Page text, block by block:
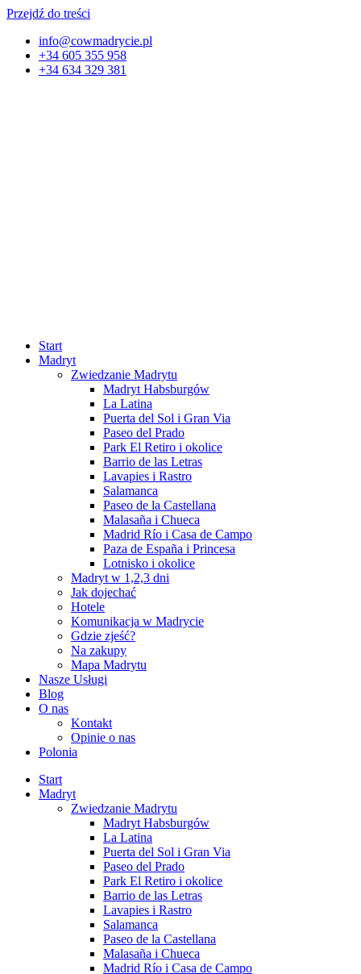
Przejdź do treści
info@cowmadrycie.pl
+34 605 355 958
+34 634 329 381​
Start
Madryt
Zwiedzanie Madrytu
Madryt Habsburgów
La Latina
Puerta del Sol i Gran Via
Paseo del Prado
Park El Retiro i okolice
Barrio de las Letras
Lavapies i Rastro
Salamanca
Paseo de la Castellana
Malasaña i Chueca
Madrid Río i Casa de Campo
Paza de España i Princesa
Lotnisko i okolice
Madryt w 1,2,3 dni
Jak dojechać
Hotele
Komunikacja w Madrycie
Gdzie zjeść?
Na zakupy
Mapa Madrytu
Nasze Usługi
Blog
O nas
Kontakt
Opinie o nas
Polonia
Start
Madryt
Zwiedzanie Madrytu
Madryt Habsburgów
La Latina
Puerta del Sol i Gran Via
Paseo del Prado
Park El Retiro i okolice
Barrio de las Letras
Lavapies i Rastro
Salamanca
Paseo de la Castellana
Malasaña i Chueca
Madrid Río i Casa de Campo